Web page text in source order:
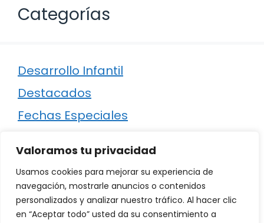
Valoramos tu privacidad
Usamos cookies para mejorar su experiencia de
navegación, mostrarle anuncios o contenidos
personalizados y analizar nuestro tráfico. Al hacer clic
en “Aceptar todo” usted da su consentimiento a
Categorías
Desarrollo Infantil
Destacados
Fechas Especiales
Regalos
Relaciones